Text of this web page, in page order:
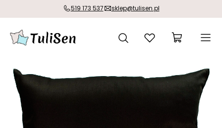
519 173 537 sklep@tulisen.pl